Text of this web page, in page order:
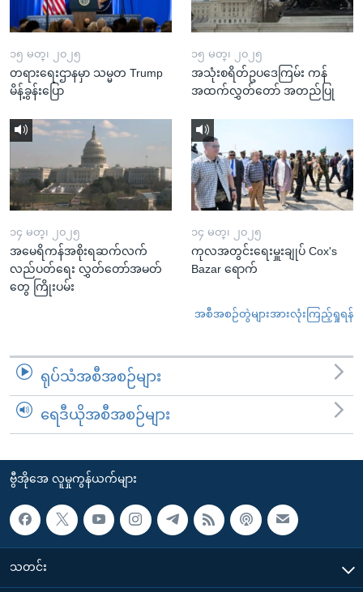
၁၅ မတ္၊ ၂၀၂၅
တရားရေးဌာနမှာ သမ္မတ Trump
မိန့်ခွန်းပြော
၁၅ မတ္၊ ၂၀၂၅
အသုံးစရိတ်ဥပဒေကြမ်း ကန်
အထက်လွှတ်တော် အတည်ပြု
၁၄ မတ္၊ ၂၀၂၅
အမေရိကန်အစိုးရဆက်လက်
လည်ပတ်ရေး လွှတ်တော်အမတ်
တွေ ကြိုးပမ်း
၁၄ မတ္၊ ၂၀၂၅
ကုလအတွင်းရေးမှူးချုပ် Cox's
Bazar ရောက်
အစီအစဉ်တွဲများအားလုံးကြည့်ရှုရန်
ရုပ်သံအစီအစဉ်များ
ရေဒီယိုအစီအစဉ်များ
ဗွီအိုအေ လူမှုကွန်ယက်များ
သတင်း